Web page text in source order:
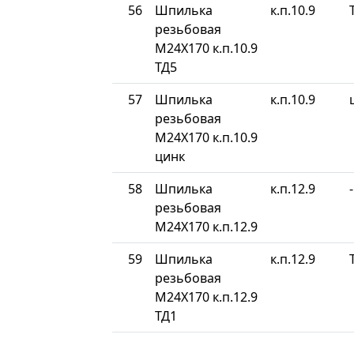
56
Шпилька
резьбовая
М24Х170 к.п.10.9
ТД5
к.п.10.9
57
Шпилька
резьбовая
М24Х170 к.п.10.9
цинк
к.п.10.9
58
Шпилька
резьбовая
М24Х170 к.п.12.9
к.п.12.9 -
59
Шпилька
резьбовая
М24Х170 к.п.12.9
ТД1
к.п.12.9